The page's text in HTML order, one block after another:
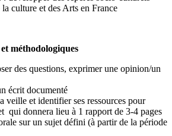
culture et des Arts en France
méthodologiques
des questions, exprimer une opinion/un
écrit documenté
veille et identifier ses ressources pour
qui donnera lieu à 1 rapport de 3-4 pages
sur un sujet défini (à partir de la période